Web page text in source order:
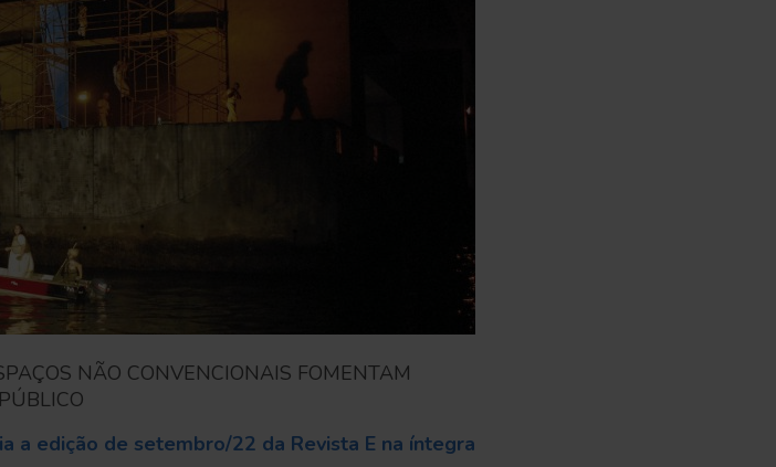
NÃO CONVENCIONAIS FOMENTAM
a edição de setembro/22 da Revista E na íntegra